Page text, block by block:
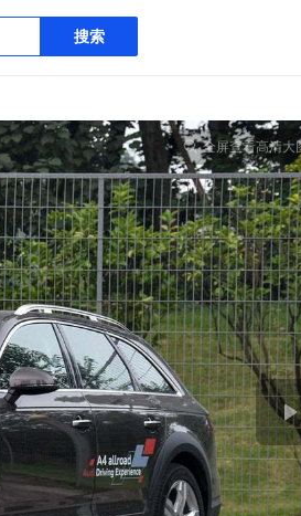
搜索
全屏查看高清大